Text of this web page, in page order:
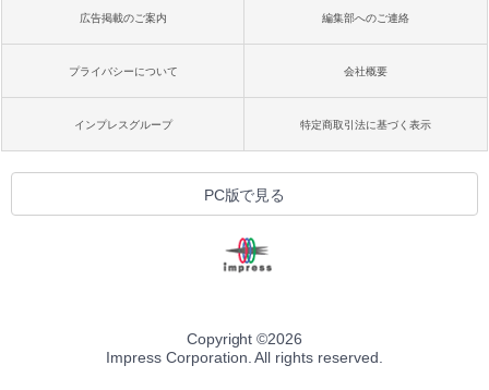
Amazon Kindle Colorsoft | 16GBストレ
ージ、防水、7インチカラーディスプレ
イ、色調調節ライト、最大8週間持続バッ
テリー、広告無し、ブラック (2025年発
売)
￥31,980
New Amazon Kindle Scribe Colorsoft |
11インチカラーディスプレイ、64GBスト
き、グラファイト
￥115,980
広告掲載のご案内 編集部へのご連絡
プライバシーについて 会社概要
インプレスグループ 特定商取引法に基づく表示
PC版で見る
Copyright ©2026
Impress Corporation. All rights reserved.